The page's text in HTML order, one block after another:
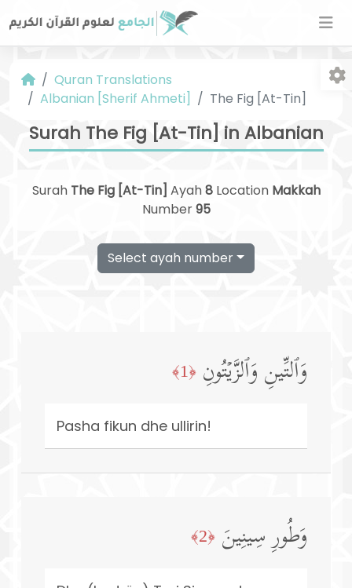
Quran Translations
Albanian [Sherif Ahmeti]
The Fig [At-Tin]
Surah The Fig [At-Tin] in Albanian
Surah The Fig [At-Tin] Ayah8Location Makkah
Number95
Select ayah number
وَٱلتِّینِ وَٱلزَّیۡتُونِ ﴿1﴾
Pasha fikun dhe ullirin!
وَطُورِ سِینِینَ ﴿2﴾